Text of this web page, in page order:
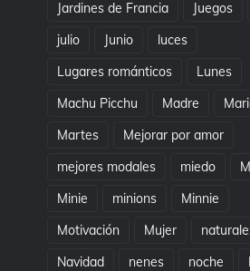
Jardines de Francia
Juegos
julio
Junio
luces
Lugares románticos
Lunes
Machu Picchu
Madre
Martes
Mejorar por amor
mejores modales
miedo
Minie
minions
Minnie
Motivación
Mujer
Navidad
nenes noche